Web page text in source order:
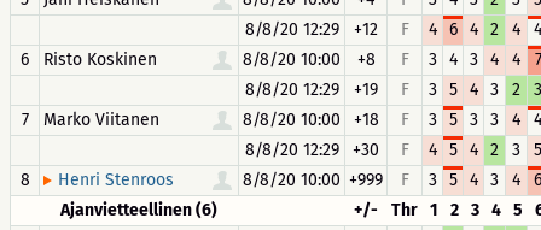
8/8/20 12:29
+12 F 4 6 4 2 4
4
6
Risto Koskinen 8/8/20 10:00 +8 F 3 4 3 4 4
7
8/8/20 12:29
+19 F 3 5 4 3 2
3
7
Marko Viitanen 8/8/20 10:00 +18 F 3 5 3 3 4
4
8/8/20 12:29
+30 F 4 5 4 2 3
5
8
Henri Stenroos 8/8/20 10:00 +999 F 3 5 4 3 4
6
Ajanvietteellinen (6)
+/- Thr 1 2 3 4 5